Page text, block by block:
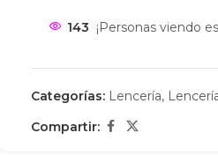
143 ¡Personas viendo
Categorías: Lencería,
Compartir: